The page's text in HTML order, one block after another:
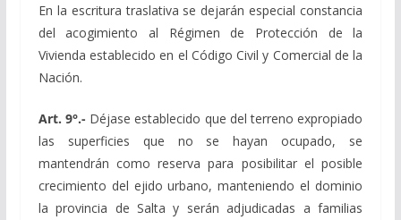
En la escritura traslativa se dejarán especial constancia
del acogimiento al Régimen de Protección de la
Vivienda establecido en el Código Civil y Comercial de la
Nación.
Art. 9°.- Déjase establecido que del terreno expropiado
las superficies que no se hayan ocupado, se
mantendrán como reserva para posibilitar el posible
crecimiento del ejido urbano, manteniendo el dominio
la provincia de Salta y serán adjudicadas a familias